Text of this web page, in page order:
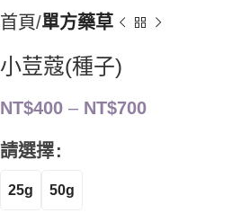
首頁 單方藥草
小荳蔻(種子)
NT$400 – NT$700
請選擇
25g 50g